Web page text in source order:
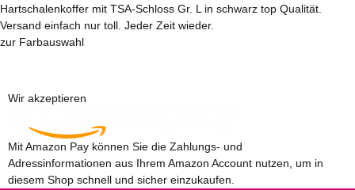
Hartschalenkoffer mit TSA-Schloss Gr. L in schwarz top Qualität.
Versand einfach nur toll. Jeder Zeit wieder.
zur Farbauswahl
Wir akzeptieren
Mit Amazon Pay können Sie die Zahlungs- und
Adressinformationen aus Ihrem Amazon Account nutzen, um in
diesem Shop schnell und sicher einzukaufen.